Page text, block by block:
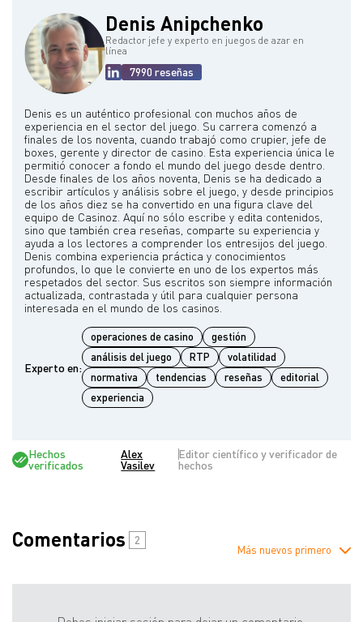
Denis Anipchenko
Redactor jefe y experto en juegos de azar en
línea
7990 reseñas
Denis es un auténtico profesional con muchos años de
experiencia en el sector del juego. Su carrera comenzó a
finales de los noventa, cuando trabajó como crupier, jefe de
boxes, gerente y director de casino. Esta experiencia única le
permitió conocer a fondo el mundo del juego desde dentro.
Desde finales de los años noventa, Denis se ha dedicado a
escribir artículos y análisis sobre el juego, y desde principios
de los años diez se ha convertido en una figura clave del
equipo de Casinoz. Aquí no sólo escribe y edita contenidos,
sino que también crea reseñas, comparte su experiencia y
ayuda a los lectores a comprender los entresijos del juego.
Denis combina experiencia práctica y conocimientos
profundos, lo que le convierte en uno de los expertos más
respetados del sector. Sus escritos son siempre información
actualizada, contrastada y útil para cualquier persona
Experto en:
operaciones de casino
gestión
análisis del juego
RTP
volatilidad
normativa
tendencias reseñas
editorial
experiencia
Hechos
verificados
Alex
Vasilev
Editor científico y verificador de
hechos
Comentarios 2
Más nuevos primero